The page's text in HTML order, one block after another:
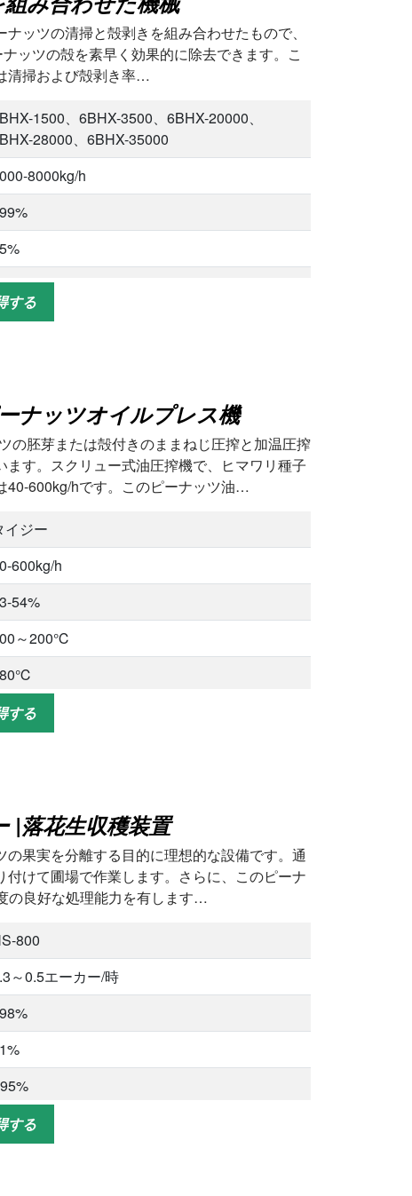
ッツの清掃と殻剥きを組み合わせたもので、
ッツの殻を素早く効果的に除去できます。こ
清掃および殻剥き率…
1500、6BHX-3500、6BHX-20000、
28000、6BHX-35000
8000kg/h
する
ナッツオイルプレス機
の胚芽または殻付きのままねじ圧搾と加温圧搾
す。スクリュー式油圧搾機で、ヒマワリ種子
40-600kg/hです。このピーナッツ油…
イジー
600kg/h
54%
～200℃
ットプレス
する
|落花生収穫装置
果実を分離する目的に理想的な設備です。通
けて圃場で作業します。さらに、このピーナ
の良好な処理能力を有します…
800
～0.5エーカー/時
する